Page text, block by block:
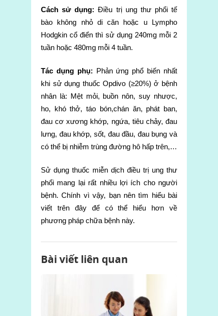
Cách sử dụng: Điều trị ung thư phổi tế
bào không nhỏ di căn hoặc u Lympho
Hodgkin cổ điển thì sử dụng 240mg mỗi 2
tuần hoặc 480mg mỗi 4 tuần.
Tác dụng phụ: Phản ứng phổ biến nhất
khi sử dụng thuốc Opdivo (≥20%) ở bệnh
nhân là: Mệt mỏi, buồn nôn, suy nhược,
ho, khó thở, táo bón,chán ăn, phát ban,
đau cơ xương khớp, ngứa, tiêu chảy, đau
lưng, đau khớp, sốt, đau đầu, đau bụng và
có thể bị nhiễm trùng đường hô hấp trên,…
Sử dụng thuốc miễn dịch điều trị ung thư
phổi mang lại rất nhiều lợi ích cho người
bệnh. Chính vì vậy, bạn nên tìm hiểu bài
viết trên đây để có thể hiểu hơn về
phương pháp chữa bệnh này.
Bài viết liên quan